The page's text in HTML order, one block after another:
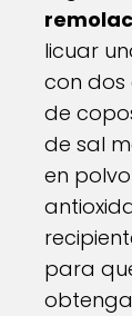
licuar
con dos
de
de sal
en
para